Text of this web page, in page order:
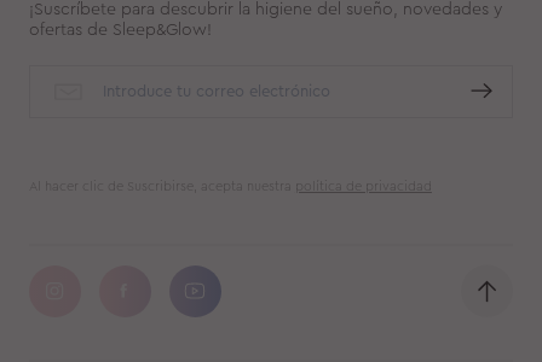
¡Suscríbete para descubrir la higiene del sueño, novedades y
ofertas de Sleep&Glow!
Al hacer clic de Suscribirse, acepta nuestra política de privacidad